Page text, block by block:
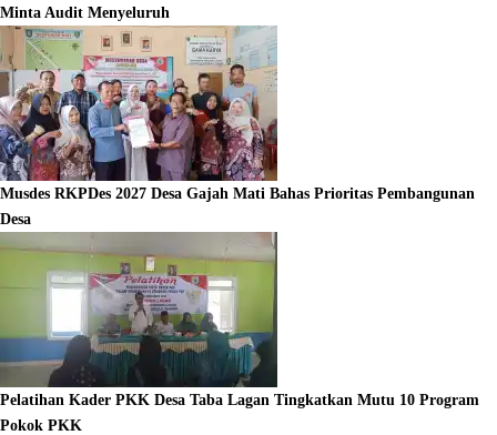
Minta Audit Menyeluruh
Musdes RKPDes 2027 Desa Gajah Mati Bahas Prioritas Pembangunan
Desa
Pelatihan Kader PKK Desa Taba Lagan Tingkatkan Mutu 10 Program
Pokok PKK